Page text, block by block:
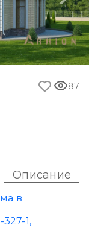
87
Описание